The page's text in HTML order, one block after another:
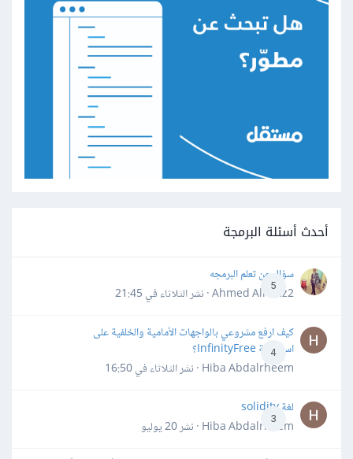
أحدث أسئلة البرمجة
5
سؤال عن تعلم البرمجه
Ahmed Alhafiz2 · نشر
الثلاثاء في 21:45
4
كيف ارفع مشروعي بالواجهات الأمامية والخلفية على
استضافة InfinityFree؟
Hiba Abdalrheem · نشر
الثلاثاء في 16:50
3
لغة solidity
Hiba Abdalrheem · نشر
20 يوليو